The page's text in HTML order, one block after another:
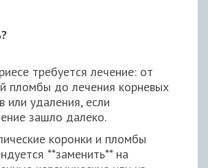
требуется лечение: от
пломбы до лечения корневых
или удаления, если
зашло далеко.
коронки и пломбы
**заменить** на